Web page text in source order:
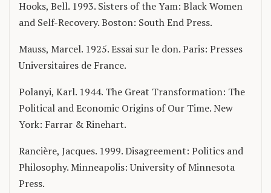
Hooks, Bell. 1993. Sisters of the Yam: Black Women
and Self-Recovery. Boston: South End Press.
Mauss, Marcel. 1925. Essai sur le don. Paris: Presses
Universitaires de France.
Polanyi, Karl. 1944. The Great Transformation: The
Political and Economic Origins of Our Time. New
York: Farrar & Rinehart.
Rancière, Jacques. 1999. Disagreement: Politics and
Philosophy. Minneapolis: University of Minnesota
Press.